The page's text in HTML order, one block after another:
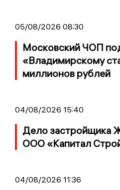
05/08/2026 08:30
Московский ЧОП
«Владимирскому
миллионов рублей
04/08/2026 15:40
Дело застройщика
ООО «Капитал
04/08/2026 11:36